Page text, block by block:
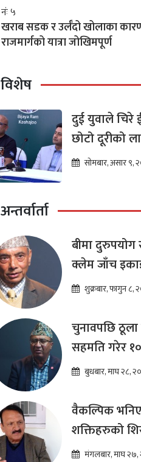
नंः ५
खराब सडक र उर्लँदो खोलाका
राजमार्गको यात्रा जोखिमपूर्ण
विशेष
दुई युवाले चिरे
छोटो दूरीको
भन्ने मान्यता
सोमबार, असार ९,
अन्तर्वार्ता
बीमा दुरुपयोग
क्लेम जाँच
:डा. शम्भुप्रसाद
शुक्रबार, फागुन ८,
चुनावपछि
सहमति गरेर
दीर्घकालीन
ढकाल
बुधबार, माघ २८,
वैकल्पिक
शक्तिहरुको
प्रतिस्पर्धा
मंगलबार, माघ २७,